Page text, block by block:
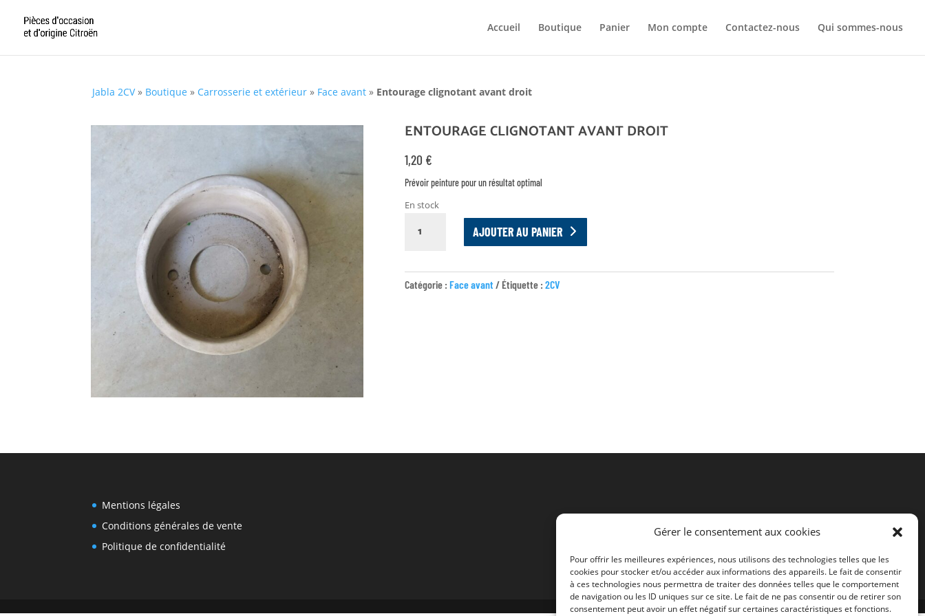
Gérer le consentement aux cookies
Pour offrir les meilleures expériences, nous utilisons des technologies telles que les
cookies pour stocker et/ou accéder aux informations des appareils. Le fait de consentir
à ces technologies nous permettra de traiter des données telles que le comportement
de navigation ou les ID uniques sur ce site. Le fait de ne pas consentir ou de retirer son
consentement peut avoir un effet négatif sur certaines caractéristiques et fonctions.
Accueil Boutique Panier Mon compte Contactez-nous Qui sommes-nous
Jabla 2CV» Boutique » Carrosserie et extérieur » Face avant » Entourage clignotant avant droit
ENTOURAGE CLIGNOTANT AVANT DROIT
1,20 €
Prévoir peinture pour un résultat optimal
En stock
AVANT
AJOUTER AU PANIER
Catégorie : Face avant Étiquette : 2CV
Mentions légales
Conditions générales de vente
Politique de confidentialité